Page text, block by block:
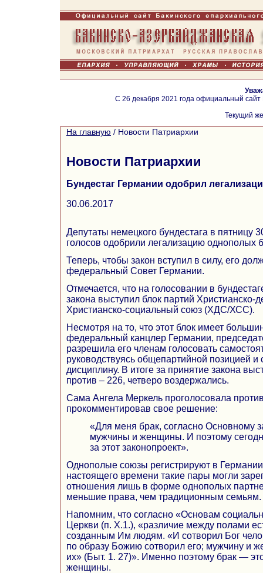
С 26 декабря 2021 года официальный
Текущий
На главную / Новости Патриархии
Новости Патриархии
Бундестаг Германии одобрил
30.06.2017
Депутаты немецкого бундестага в пятницу
голосов одобрили легализацию однополых
Теперь, чтобы закон вступил в силу, его
федеральный Совет Германии.
Отмечается, что на голосовании в
закона выступил блок партий Христианско-
Христианско-социальный союз (ХДС/ХСС).
Несмотря на то, что этот блок имеет
федеральный канцлер Германии,
разрешила его членам голосовать
руководствуясь общепартийной позицией
дисциплину. В итоге за принятие закона
против – 226, четверо воздержались.
Сама Ангела Меркель проголосовала
прокомментировав свое решение:
«Для меня брак, согласно Основному
мужчины и женщины. И поэтому
за этот законопроект».
Однополые союзы регистрируют в
настоящего времени такие пары могли
отношения лишь в форме однополых
меньшие права, чем традиционным семьям.
Напомним, что согласно «Основам
Церкви (п. Х.1.), «различие между полами
созданным Им людям. «И сотворил Бог
по образу Божию сотворил его; мужчину и
их» (Быт. 1. 27)». Именно поэтому брак —
женщины.